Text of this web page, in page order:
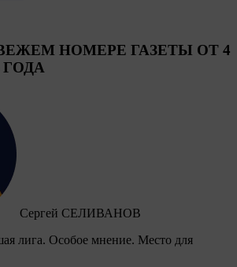
НОМЕРЕ ГАЗЕТЫ ОТ 4
ГОДА
Сергей СЕЛИВАНОВ
лига. Особое мнение. Место для